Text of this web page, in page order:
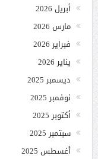
أبريل 2026
مارس 2026
فبراير 2026
يناير 2026
ديسمبر 2025
نوفمبر 2025
أكتوبر 2025
سبتمبر 2025
أغسطس 2025